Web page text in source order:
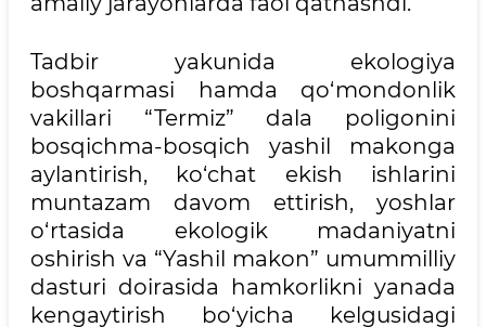
Tadbir yakunida ekologiya
boshqarmasi hamda qo‘mondonlik
vakillari “Termiz” dala poligonini
bosqichma-bosqich yashil makonga
aylantirish, ko‘chat ekish ishlarini
muntazam davom ettirish, yoshlar
o‘rtasida ekologik madaniyatni
oshirish va “Yashil makon” umummilliy
dasturi doirasida hamkorlikni yanada
kengaytirish bo‘yicha kelgusidagi